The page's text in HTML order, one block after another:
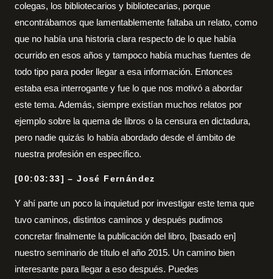
colegas, los bibliotecarios y bibliotecarias, porque
encontrábamos que lamentablemente faltaba un relato, como
que no había una historia clara respecto de lo que había
ocurrido en esos años y tampoco había muchas fuentes de
todo tipo para poder llegar a esa información. Entonces
estaba esa interrogante y fue lo que nos motivó a abordar
este tema. Además, siempre existían muchos relatos por
ejemplo sobre la quema de libros o la censura en dictadura,
pero nadie quizás lo había abordado desde el ámbito de
nuestra profesión en específico.
[00:03:33] – José Fernández
Y ahí parte un poco la inquietud por investigar este tema que
tuvo caminos, distintos caminos y después pudimos
concretar finalmente la publicación del libro, [basado en]
nuestro seminario de título el año 2015. Un camino bien
interesante para llegar a eso después. Puedes